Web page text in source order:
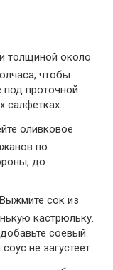
толщиной около
чтобы
под проточной
салфетках.
оливковое
по
до
сок из
кастрюльку.
соевый
не загустеет.